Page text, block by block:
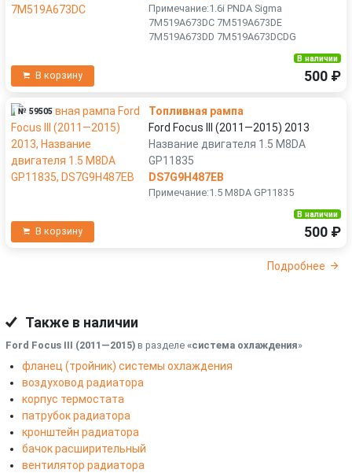
Примечание:1.6i PNDA Sigma
7M519A673DC 7M519A673DE
7M519A673DD 7M519A673DCDG
В корзину
В наличии
500 ₽
№ 59505
Топливная рампа
Ford Focus III (2011—2015) 2013
Название двигателя 1.5 M8DA
GP11835
DS7G9H487EB
Примечание:1.5 M8DA GP11835
В корзину
В наличии
500 ₽
Подробнее
Также в наличии
Ford Focus III (2011—2015) в разделе «система охлаждения»
фланец (тройник) системы охлаждения
воздуховод радиатора
корпус термостата
патрубок радиатора
кронштейн радиатора
бачок расширительный
вентилятор радиатора